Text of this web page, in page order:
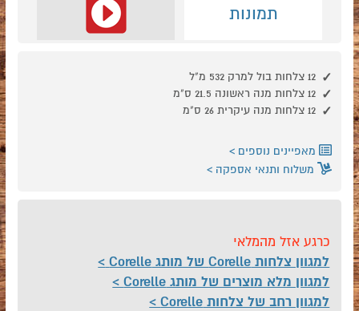
תמונות
12 צלחות בול למרק 532 מ"ל
12 צלחות מנה ראשונה 21.5 ס"מ
12 צלחות מנה עיקרית 26 ס"מ
מאפיינים נוספים
משלוח ותנאי אספקה
כרגע אזל מהמלאי
למגוון צלחות Corelle של מותג Corelle
למגוון מלא מוצרים של מותג Corelle
למגוון רחב של צלחות Corelle